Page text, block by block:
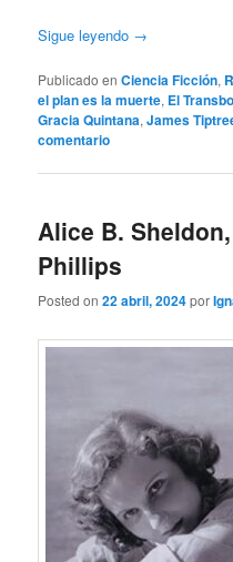
Sigue leyendo →
Publicado en Ciencia Ficción,
el plan es la muerte, El
Gracia Quintana,James
comentario
Alice B.
Phillips
Posted on22 abril, 2024por